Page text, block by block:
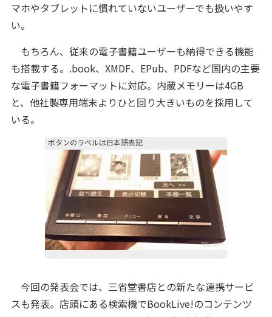
マホやタブレットに慣れていないユーザーでも扱いやす
い。
もちろん、従来の電子書籍ユーザーも納得できる機能
も搭載する。.book、XMDF、EPub、PDFなど国内の主要
な電子書籍フォーマットに対応。内蔵メモリーは4GB
と、他社製専用端末よりひと回り大きいものを採用して
いる。
ボタンのラベルは日本語表記
今回の発表会では、三省堂書店との新たな連携サービ
スも発表。店頭にある検索機でBookLive!のコンテンツ